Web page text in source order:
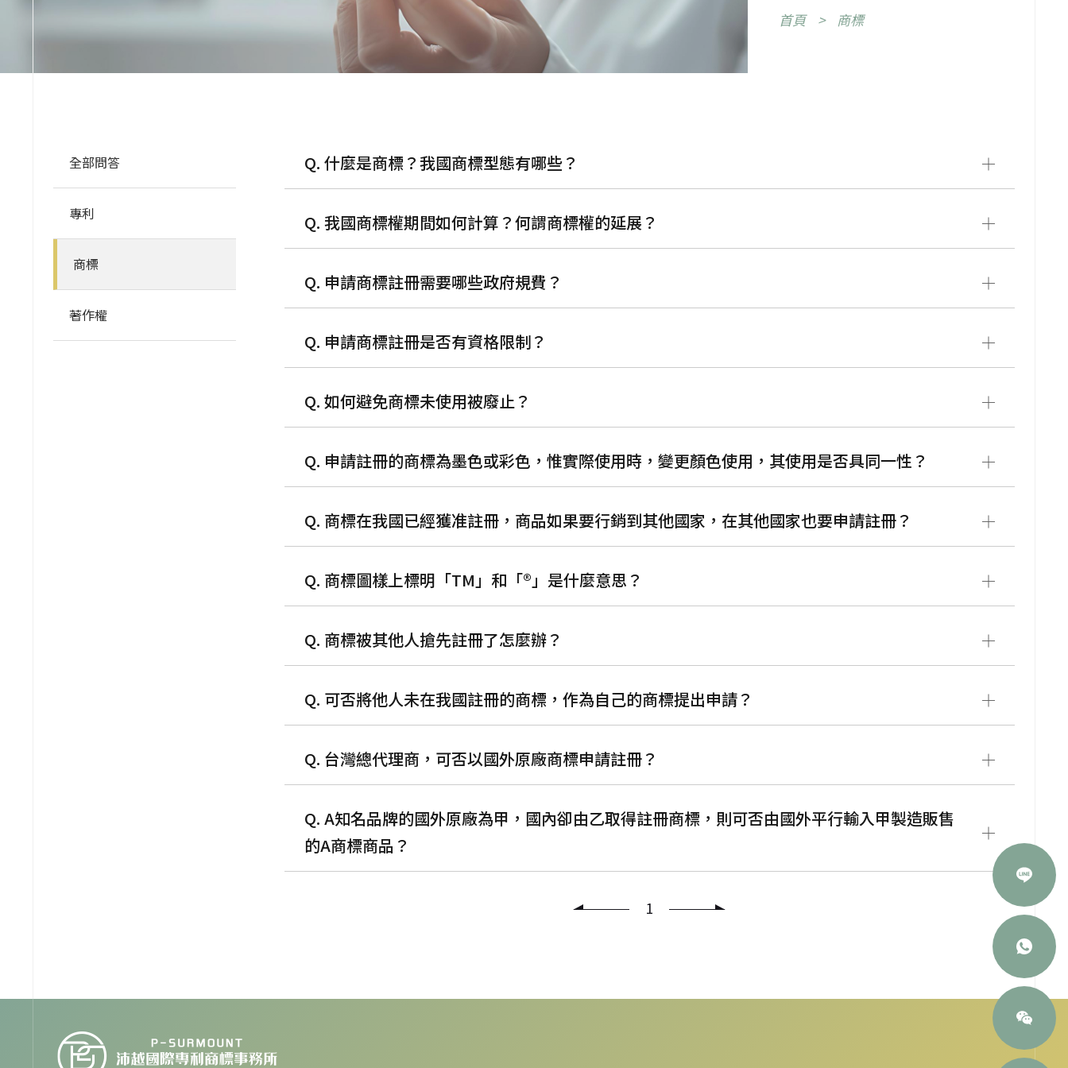
首頁 商標
全部問答
專利
商標
著作權
Q. 什麼是商標？我國商標型態有哪些？
Q. 我國商標權期間如何計算？何謂商標權的延展？
Q. 申請商標註冊需要哪些政府規費？
Q. 申請商標註冊是否有資格限制？
Q. 如何避免商標未使用被廢止？
Q. 申請註冊的商標為墨色或彩色，惟實際使用時，變更顏色使用，其使用是否具同一性？
Q. 商標在我國已經獲准註冊，商品如果要行銷到其他國家，在其他國家也要申請註冊？
Q. 商標圖樣上標明「TM」和「®」是什麼意思？
Q. 商標被其他人搶先註冊了怎麼辦？
Q. 可否將他人未在我國註冊的商標，作為自己的商標提出申請？
Q. 台灣總代理商，可否以國外原廠商標申請註冊？
Q. A知名品牌的國外原廠為甲，國內卻由乙取得註冊商標，則可否由國外平行輸入甲製造販售
的A商標商品？
1